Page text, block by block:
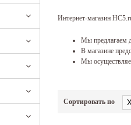
Интернет-магазин
Мы предлагаем
В магазине
Мы
Сортировать по